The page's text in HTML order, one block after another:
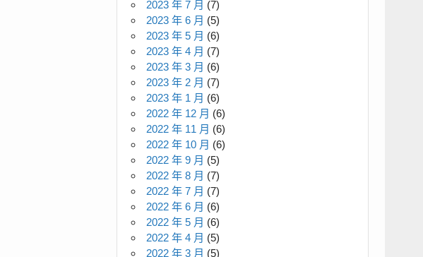
2023 年 7 月 (7)
2023 年 6 月 (5)
2023 年 5 月 (6)
2023 年 4 月 (7)
2023 年 3 月 (6)
2023 年 2 月 (7)
2023 年 1 月 (6)
2022 年 12 月 (6)
2022 年 11 月 (6)
2022 年 10 月 (6)
2022 年 9 月 (5)
2022 年 8 月 (7)
2022 年 7 月 (7)
2022 年 6 月 (6)
2022 年 5 月 (6)
2022 年 4 月 (5)
2022 年 3 月 (5)